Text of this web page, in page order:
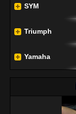
SYM
Triumph
Yamaha